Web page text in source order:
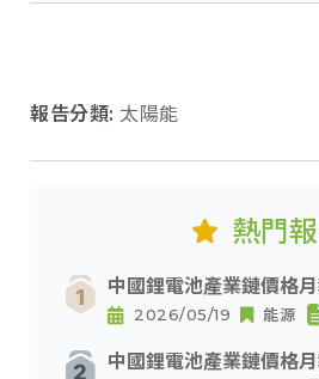
報告分類: 太陽能
熱門
中國鋰電池產業鏈價格
2026/05/19 能源
中國鋰電池產業鏈價格